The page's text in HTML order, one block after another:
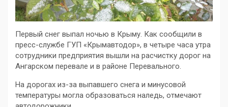
Первый снег выпал ночью в Крыму. Как сообщили в
пресс-службе ГУП «Крымавтодор», в четыре часа утра
сотрудники предприятия вышли на расчистку дорог на
Ангарском перевале и в районе Перевального.
На дорогах из-за выпавшего снега и минусовой
температуры могла образоваться наледь, отмечают